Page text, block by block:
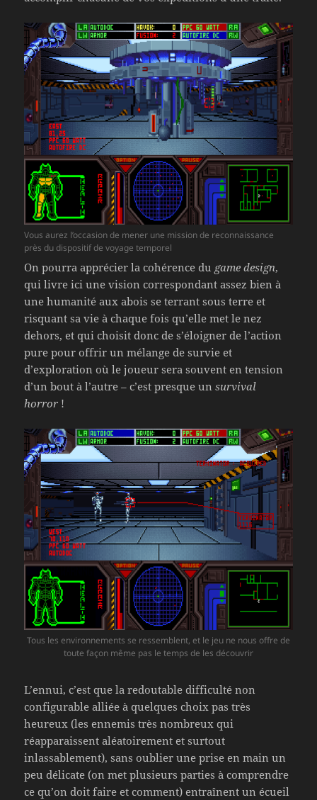
Vous aurez l’occasion de mener une mission de reconnaissance
près du dispositif de voyage temporel
On pourra apprécier la cohérence du game design,
qui livre ici une vision correspondant assez bien à
une humanité aux abois se terrant sous terre et
risquant sa vie à chaque fois qu’elle met le nez
dehors, et qui choisit donc de s’éloigner de l’action
pure pour offrir un mélange de survie et
d’exploration où le joueur sera souvent en tension
d’un bout à l’autre – c’est presque unsurvival
horror !
Tous les environnements se ressemblent, et le jeu ne nous offre de
toute façon même pas le temps de les découvrir
L’ennui, c’est que la redoutable difficulté non
configurable alliée à quelques choix pas très
heureux (les ennemis très nombreux qui
réapparaissent aléatoirement et surtout
inlassablement), sans oublier une prise en main un
peu délicate (on met plusieurs parties à comprendre
ce qu’on doit faire et comment) entraînent un écueil